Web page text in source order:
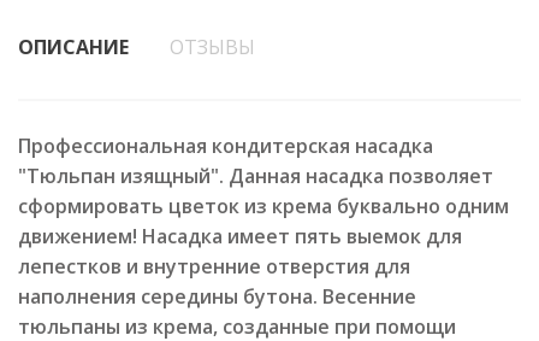
ОПИСАНИЕ ОТЗЫВЫ
Профессиональная кондитерская насадка
"Тюльпан изящный". Данная насадка позволяет
сформировать цветок из крема буквально одним
движением! Насадка имеет пять выемок для
лепестков и внутренние отверстия для
наполнения середины бутона. Весенние
тюльпаны из крема, созданные при помощи